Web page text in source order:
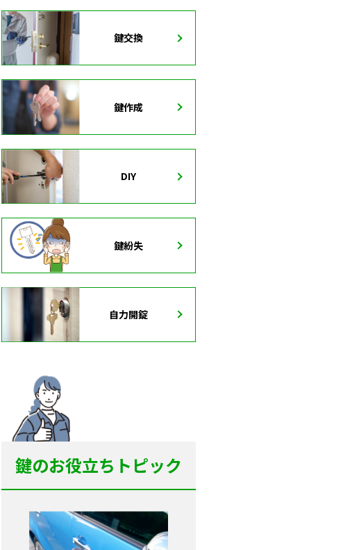
鍵交換
鍵作成
DIY
鍵紛失
自力開錠
鍵のお役立ちトピック